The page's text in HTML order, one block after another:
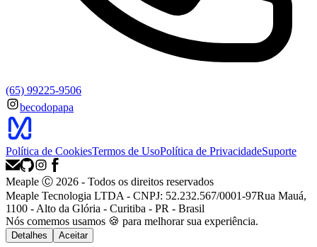
(65) 99225-9506
becodopapa
Política de CookiesTermos de UsoPolítica de PrivacidadeSuporte
Meaple Ⓒ 2026 - Todos os direitos reservados
Meaple Tecnologia LTDA - CNPJ: 52.232.567/0001-97Rua Mauá,
1100 - Alto da Glória - Curitiba - PR - Brasil
Nós comemos usamos 🍪 para melhorar sua experiência.
Detalhes Aceitar